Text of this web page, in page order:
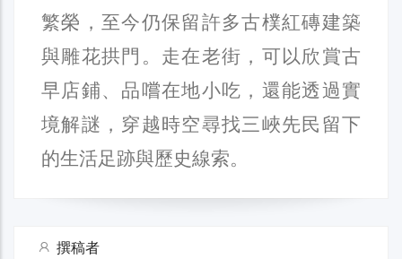
繁榮，至今仍保留許多古樸紅磚建築
與雕花拱門。走在老街，可以欣賞古
早店鋪、品嚐在地小吃，還能透過實
境解謎，穿越時空尋找三峽先民留下
的生活足跡與歷史線索。
撰稿者